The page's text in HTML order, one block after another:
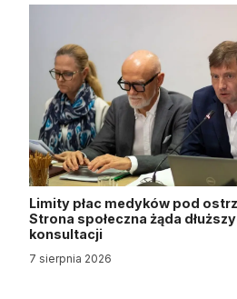
Limity płac medyków pod
Strona społeczna żąda
konsultacji
7 sierpnia 2026